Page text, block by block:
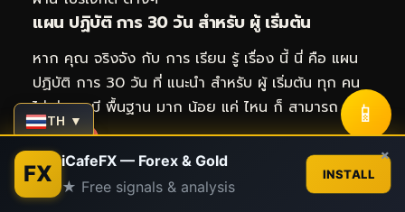
แผน ปฏิบัติ การ 30 วัน สำหรับ ผู้ เริ่มต้น
หาก คุณ จริงจัง กับ การ เรียน รู้ เรื่อง นี้ นี่ คือ แผน
ปฏิบัติ การ 30 วัน ที่ แนะนำ สำหรับ ผู้ เริ่มต้น ทุก คน
ไม่ ว่า จะ มี พื้นฐาน มาก น้อย แค่ ไหน ก็ สามารถ ทำ
ตาม ได้
สัปดาห์ ที่ 1 :ศึกษา เอกสาร พื้นฐาน อ่าน บทความ
แนะนำ ดู วิดีโอ สอน 3 ถึง 5 ชิ้น ทำ ตาม แบบฝึกหัด
อย่าง น้อย 2 ครั้ง จด บันทึก สิ่ง ที่ เรียน รู้ ตั้ง คำถาม
TH ▼ 📱
FX iCafeFX — Forex & Gold
★ Free signals & analysis
INSTALL
×
Contact us
Open